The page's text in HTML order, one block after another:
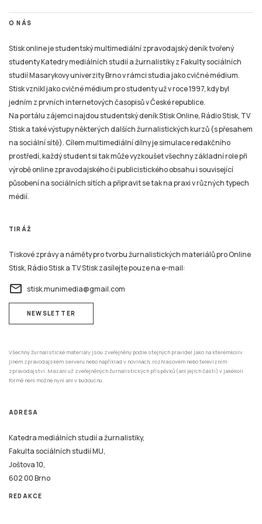
O NÁS
Stisk online je studentský multimediální zpravodajský deník tvořený
studenty Katedry mediálních studií a žurnalistiky z Fakulty sociálních
studií Masarykovy univerzity Brno v rámci studia jako cvičné médium.
Stisk vznikl jako cvičné médium pro studenty už v roce 1997, kdy byl
jedním z prvních internetových časopisů v České republice.
Na portálu zájemci najdou studentský deník Stisk Online, Rádio Stisk, TV
Stisk a také výstupy některých dalších žurnalistických kurzů (s přesahem
na sociální sítě). Cílem multimediální dílny je simulace redakčního
prostředí, každý student si tak může vyzkoušet všechny základní role při
výrobě online zpravodajského či publicistického obsahu i související
působení na sociálních sítích a připravit se tak na praxi v různých typech
médií.
TIRÁŽ
Tiskové zprávy a náměty pro tvorbu žurnalistických materiálů pro Online
Stisk, Rádio Stisk a TV Stisk zasílejte pouze na e-mail:
email stisk.munimedia@gmail.com
NEWSLETTER
Všechny žurnalistické materiály jsou zveřejněny podle stejných pravidel jako na kterémkoliv
jiném zpravodajském serveru nebo například v novinách, rozhlasovém nebo televizním
zpravodajství. Mazání už zveřejněných žurnalistických příspěvků (ani jejich částí) v jakékoli
formě není možné nyní ani v budoucnu.
ADRESA
Katedra mediálních studií a žurnalistiky,
Fakulta sociálních studií MU,
Joštova 10,
602 00 Brno
REDAKCE